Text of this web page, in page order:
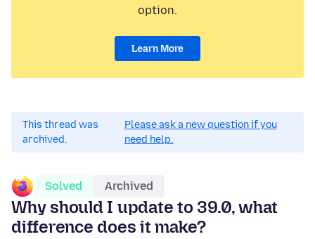
option.
Learn More
This thread was
archived.
Please ask a new question if you
need help.
Solved Archived
Why should I update to 39.0, what
difference does it make?